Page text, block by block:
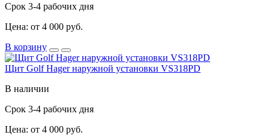
Срок 3-4 рабочих дня
Цена: от 4 000 руб.
В корзину
Щит Golf Hager наружной установки VS318PD
В наличии
Срок 3-4 рабочих дня
Цена: от 4 000 руб.